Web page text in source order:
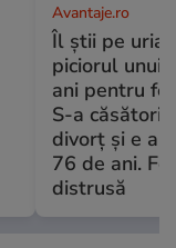
Avantaje.ro
Îl știi pe
piciorul unui
ani pentru
S-a
divorț și e
76 de ani.
distrusă